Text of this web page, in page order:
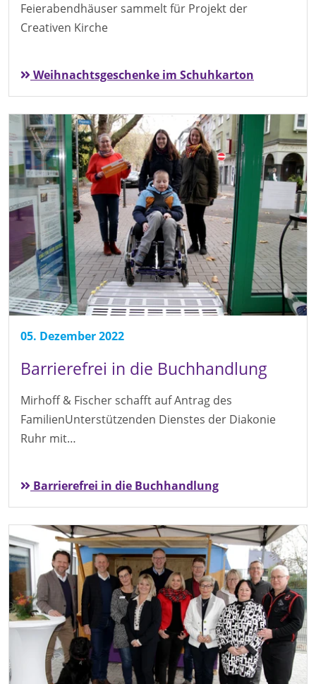
Feierabendhäuser sammelt für Projekt der
Creativen Kirche
Weihnachtsgeschenke im Schuhkarton
05. Dezember 2022
Barrierefrei in die Buchhandlung
Mirhoff & Fischer schafft auf Antrag des
FamilienUnterstützenden Dienstes der Diakonie
Ruhr mit…
Barrierefrei in die Buchhandlung